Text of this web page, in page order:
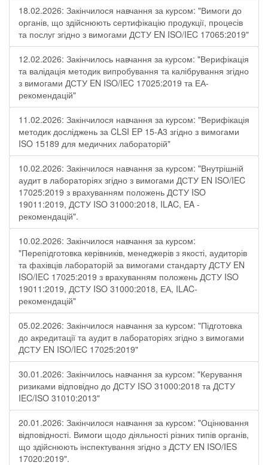
18.02.2026: Закінчилося навчання за курсом: "Вимоги до
органів, що здійснюють сертифікацію продукції, процесів
та послуг згідно з вимогами ДСТУ EN ISO/IEC 17065:2019"
12.02.2026: Закінчилось навчання за курсом: "Верифікація
та валідація методик випробування та калібрування згідно
з вимогами ДСТУ EN ISO/IEC 17025:2019 та ЕА-
рекомендацій"
11.02.2026: Закінчилося навчання за курсом: "Верифікація
методик досліджень за CLSI EP 15-A3 згідно з вимогами
ISO 15189 для медичних лабораторій"
10.02.2026: Закінчилося навчання за курсом: "Внутрішній
аудит в лабораторіях згідно з вимогами ДСТУ EN ISO/IEC
17025:2019 з врахуванням положень ДСТУ ISO
19011:2019, ДСТУ ISO 31000:2018, ILAC, EA -
рекомендацій".
10.02.2026: Закінчилося навчання за курсом:
"Перепідготовка керівників, менеджерів з якості, аудиторів
та фахівців лабораторій за вимогами стандарту ДСТУ EN
ISO/IEC 17025:2019 з врахуванням положень ДСТУ ISO
19011:2019, ДСТУ ISO 31000:2018, ЕА, ILAC-
рекомендацій"
05.02.2026: Закінчилося навчання за курсом: "Підготовка
до акредитації та аудит в лабораторіях згідно з вимогами
ДСТУ EN ISO/IEC 17025:2019"
30.01.2026: Закінчилось навчання за курсом: "Керування
ризиками відповідно до ДСТУ ISO 31000:2018 та ДСТУ
IEC/ISO 31010:2013"
20.01.2026: Закінчилося навчання за курсом: "Оцінювання
відповідності. Вимоги щодо діяльності різних типів органів,
що здійснюють інспектування згідно з ДСТУ ЕN ISO/IES
17020:2019".